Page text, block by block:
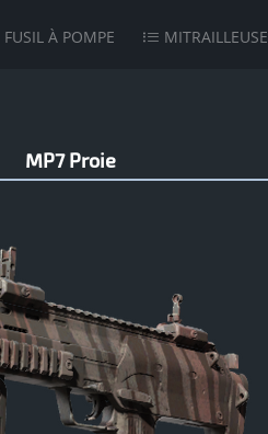
FUSIL À POMPE MITRAILLEUSE
MP7 Proie